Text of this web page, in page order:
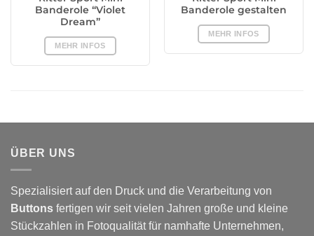
Banderole “Violet
Dream”
MEHR INFOS
Banderole gestalten
MEHR INFOS
ÜBER UNS
Spezialisiert auf den Druck und die Verarbeitung von
Buttons fertigen wir seit vielen Jahren große und kleine
Stückzahlen in Fotoqualität für namhafte Unternehmen,